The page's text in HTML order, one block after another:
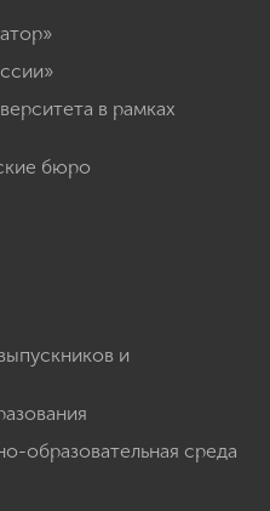
в рамках
бюро
и
образовательная среда